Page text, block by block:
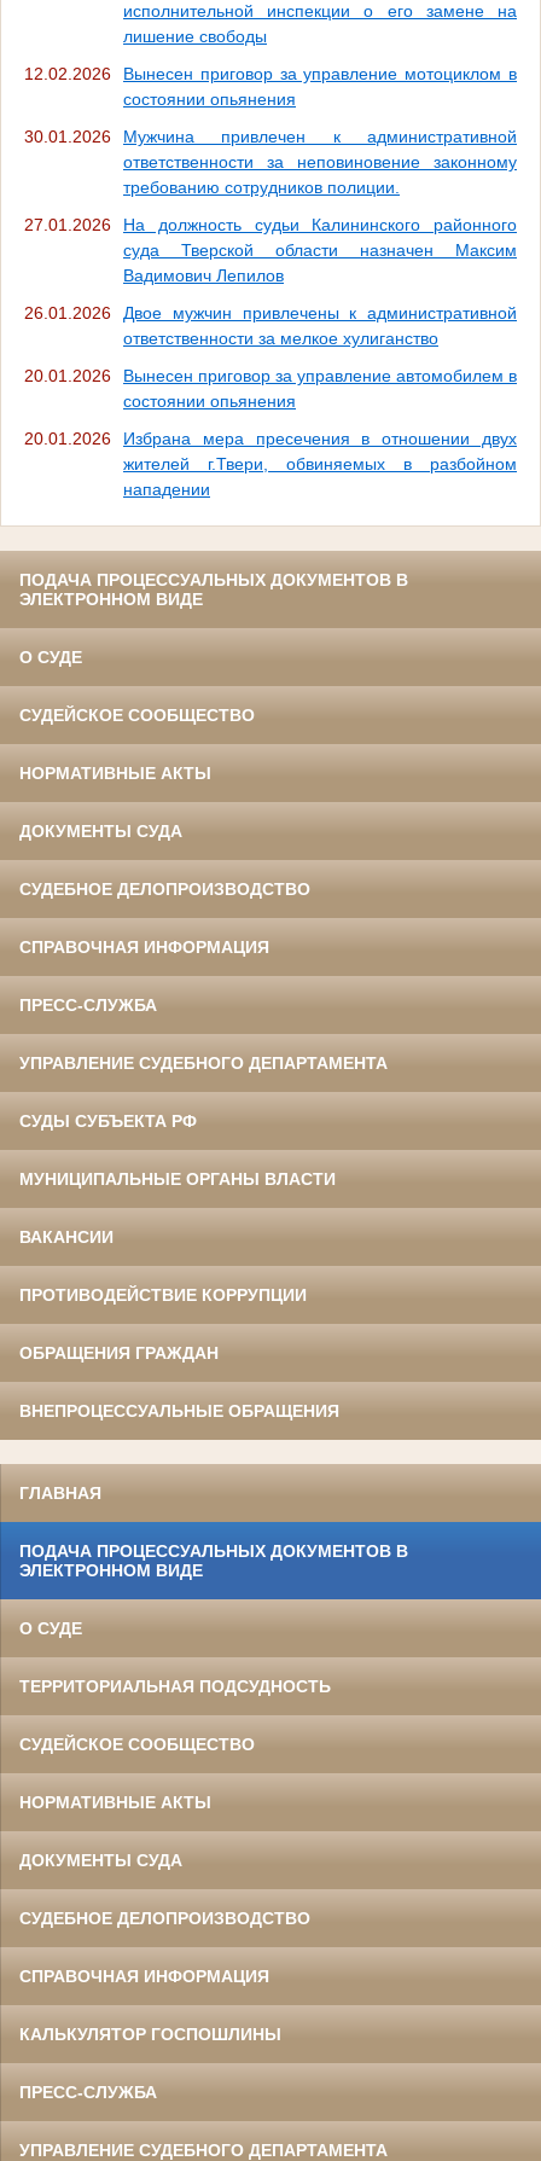
исполнительной инспекции о его замене на
лишение свободы
12.02.2026
Вынесен приговор за управление мотоциклом в
состоянии опьянения
30.01.2026
Мужчина привлечен к административной
ответственности за неповиновение законному
требованию сотрудников полиции.
27.01.2026
На должность судьи Калининского районного
суда Тверской области назначен Максим
Вадимович Лепилов
26.01.2026
Двое мужчин привлечены к административной
ответственности за мелкое хулиганство
20.01.2026
Вынесен приговор за управление автомобилем в
состоянии опьянения
20.01.2026
Избрана мера пресечения в отношении двух
жителей г.Твери, обвиняемых в разбойном
нападении
ПОДАЧА ПРОЦЕССУАЛЬНЫХ ДОКУМЕНТОВ В
ЭЛЕКТРОННОМ ВИДЕ
О СУДЕ
СУДЕЙСКОЕ СООБЩЕСТВО
НОРМАТИВНЫЕ АКТЫ
ДОКУМЕНТЫ СУДА
СУДЕБНОЕ ДЕЛОПРОИЗВОДСТВО
СПРАВОЧНАЯ ИНФОРМАЦИЯ
ПРЕСС-СЛУЖБА
УПРАВЛЕНИЕ СУДЕБНОГО ДЕПАРТАМЕНТА
СУДЫ СУБЪЕКТА РФ
МУНИЦИПАЛЬНЫЕ ОРГАНЫ ВЛАСТИ
ВАКАНСИИ
ПРОТИВОДЕЙСТВИЕ КОРРУПЦИИ
ОБРАЩЕНИЯ ГРАЖДАН
ВНЕПРОЦЕССУАЛЬНЫЕ ОБРАЩЕНИЯ
ГЛАВНАЯ
ПОДАЧА ПРОЦЕССУАЛЬНЫХ ДОКУМЕНТОВ В
ЭЛЕКТРОННОМ ВИДЕ
О СУДЕ
ТЕРРИТОРИАЛЬНАЯ ПОДСУДНОСТЬ
СУДЕЙСКОЕ СООБЩЕСТВО
НОРМАТИВНЫЕ АКТЫ
ДОКУМЕНТЫ СУДА
СУДЕБНОЕ ДЕЛОПРОИЗВОДСТВО
СПРАВОЧНАЯ ИНФОРМАЦИЯ
КАЛЬКУЛЯТОР ГОСПОШЛИНЫ
ПРЕСС-СЛУЖБА
УПРАВЛЕНИЕ СУДЕБНОГО ДЕПАРТАМЕНТА